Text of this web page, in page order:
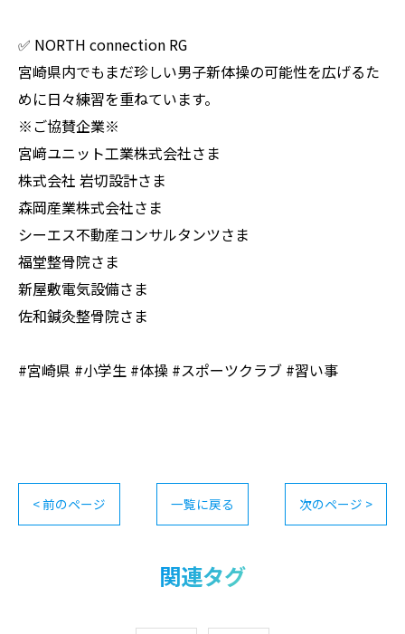
✅ NORTH connection RG
宮崎県内でもまだ珍しい男子新体操の可能性を広げるた
めに日々練習を重ねています。
※ご協賛企業※
宮﨑ユニット工業株式会社さま
株式会社 岩切設計さま
森岡産業株式会社さま
シーエス不動産コンサルタンツさま
福堂整骨院さま
新屋敷電気設備さま
佐和鍼灸整骨院さま
#宮崎県 #小学生 #体操 #スポーツクラブ #習い事
< 前のページ 一覧に戻る 次のページ >
関連タグ